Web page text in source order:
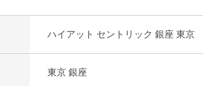
ハイアット セントリック 銀座 東京
東京 銀座